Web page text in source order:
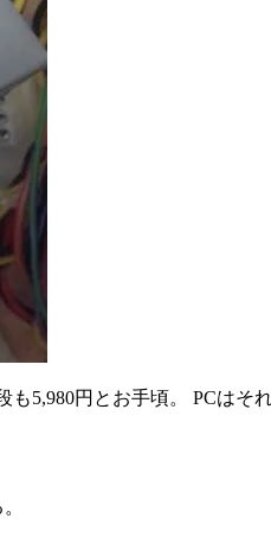
も5,980円とお手頃。 PCはそ